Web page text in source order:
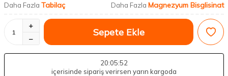
Daha Fazla Tabilaç Daha Fazla Magnezyum Bisglisinat
Sepete Ekle
20:05:51
içerisinde sipariş verirsen yarın kargoda